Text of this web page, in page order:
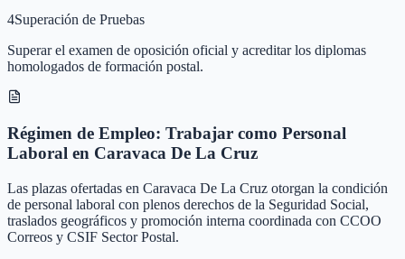
4Superación de Pruebas
Superar el examen de oposición oficial y acreditar los diplomas
homologados de formación postal.
Régimen de Empleo: Trabajar como Personal
Laboral en Caravaca De La Cruz
Las plazas ofertadas en Caravaca De La Cruz otorgan la condición
de personal laboral con plenos derechos de la Seguridad Social,
traslados geográficos y promoción interna coordinada con CCOO
Correos y CSIF Sector Postal.